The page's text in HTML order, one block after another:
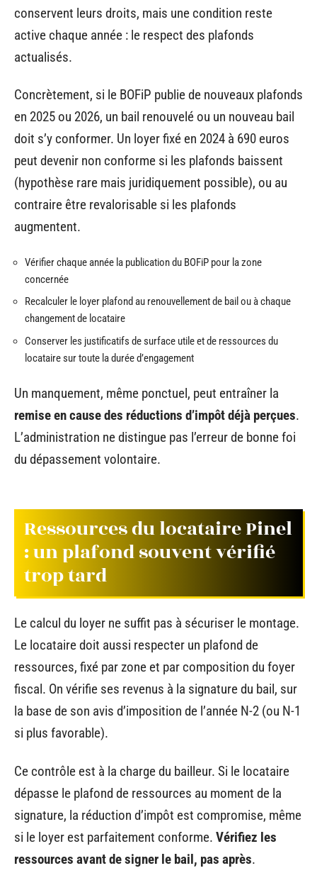
conservent leurs droits, mais une condition reste
active chaque année : le respect des plafonds
actualisés.
Concrètement, si le BOFiP publie de nouveaux plafonds
en 2025 ou 2026, un bail renouvelé ou un nouveau bail
doit s’y conformer. Un loyer fixé en 2024 à 690 euros
peut devenir non conforme si les plafonds baissent
(hypothèse rare mais juridiquement possible), ou au
contraire être revalorisable si les plafonds
augmentent.
Vérifier chaque année la publication du BOFiP pour la zone
concernée
Recalculer le loyer plafond au renouvellement de bail ou à chaque
changement de locataire
Conserver les justificatifs de surface utile et de ressources du
locataire sur toute la durée d’engagement
Un manquement, même ponctuel, peut entraîner la
remise en cause des réductions d’impôt déjà perçues.
L’administration ne distingue pas l’erreur de bonne foi
du dépassement volontaire.
Ressources du locataire Pinel
: un plafond souvent vérifié
trop tard
Le calcul du loyer ne suffit pas à sécuriser le montage.
Le locataire doit aussi respecter un plafond de
ressources, fixé par zone et par composition du foyer
fiscal. On vérifie ses revenus à la signature du bail, sur
la base de son avis d’imposition de l’année N-2 (ou N-1
si plus favorable).
Ce contrôle est à la charge du bailleur. Si le locataire
dépasse le plafond de ressources au moment de la
signature, la réduction d’impôt est compromise, même
si le loyer est parfaitement conforme. Vérifiez les
ressources avant de signer le bail, pas après.